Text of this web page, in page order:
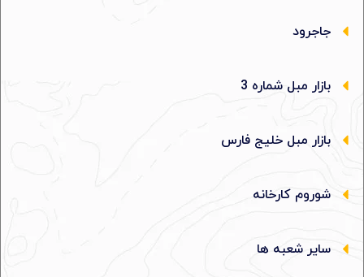
جاجرود
بازار مبل شماره 3
بازار مبل خلیج فارس
شوروم کارخانه
سایر شعبه ها